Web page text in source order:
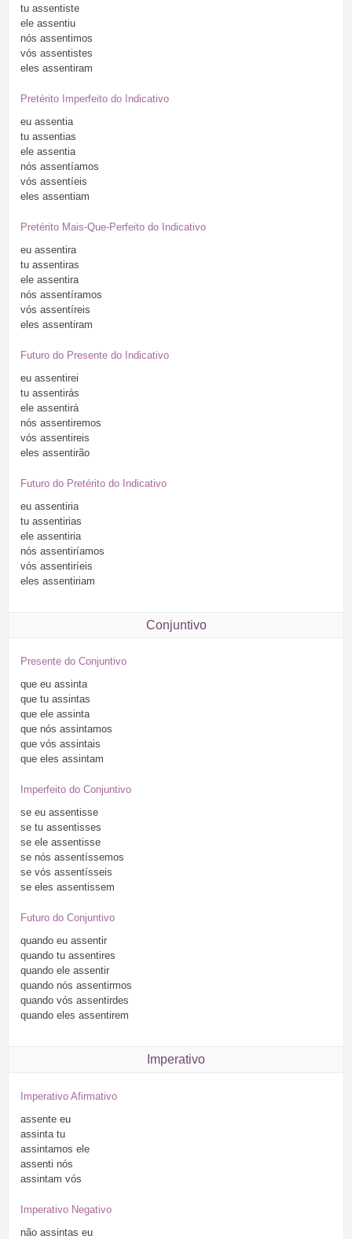
tu assentiste
ele assentiu
nós assentimos
vós assentistes
eles assentiram
Pretérito Imperfeito do Indicativo
eu assentia
tu assentias
ele assentia
nós assentíamos
vós assentíeis
eles assentiam
Pretérito Mais-Que-Perfeito do Indicativo
eu assentira
tu assentiras
ele assentira
nós assentíramos
vós assentíreis
eles assentiram
Futuro do Presente do Indicativo
eu assentirei
tu assentirás
ele assentirá
nós assentiremos
vós assentireis
eles assentirão
Futuro do Pretérito do Indicativo
eu assentiria
tu assentirias
ele assentiria
nós assentiríamos
vós assentiríeis
eles assentiriam
Conjuntivo
Presente do Conjuntivo
que eu assinta
que tu assintas
que ele assinta
que nós assintamos
que vós assintais
que eles assintam
Imperfeito do Conjuntivo
se eu assentisse
se tu assentisses
se ele assentisse
se nós assentíssemos
se vós assentísseis
se eles assentissem
Futuro do Conjuntivo
quando eu assentir
quando tu assentires
quando ele assentir
quando nós assentirmos
quando vós assentirdes
quando eles assentirem
Imperativo
Imperativo Afirmativo
assente eu
assinta tu
assintamos ele
assenti nós
assintam vós
Imperativo Negativo
não assintas eu